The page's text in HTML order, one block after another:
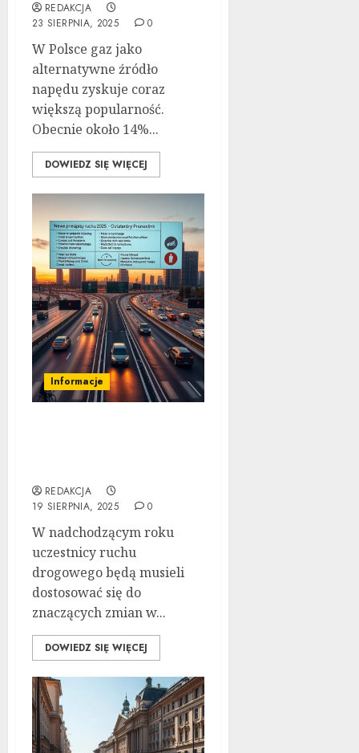
REDAKCJA
23 SIERPNIA, 2025
0
W Polsce gaz jako
alternatywne źródło
napędu zyskuje coraz
większą popularność.
Obecnie około 14%...
DOWIEDZ SIĘ WIĘCEJ
Informacje
REDAKCJA
19 SIERPNIA, 2025
0
W nadchodzącym roku
uczestnicy ruchu
drogowego będą musieli
dostosować się do
znaczących zmian w...
DOWIEDZ SIĘ WIĘCEJ